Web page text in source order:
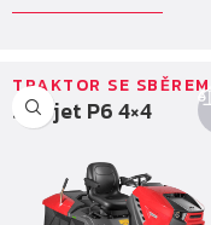
Starjet P6 4×4
TRAKTOR SE SBĚREM